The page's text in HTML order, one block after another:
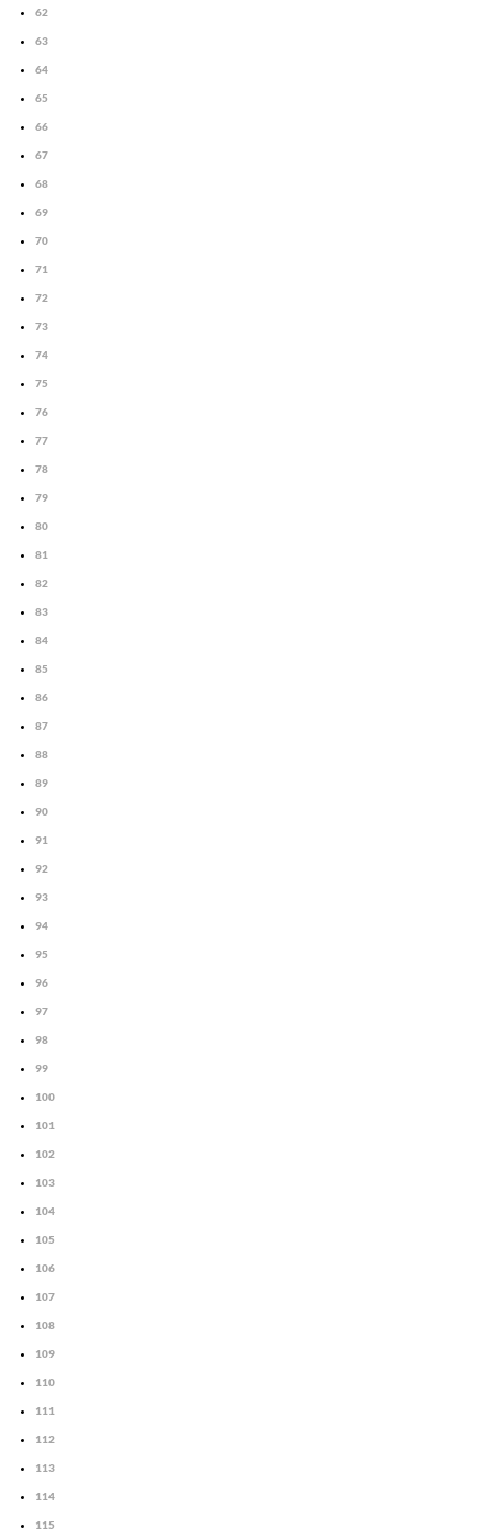
62
63
64
65
66
67
68
69
70
71
72
73
74
75
76
77
78
79
80
81
82
83
84
85
86
87
88
89
90
91
92
93
94
95
96
97
98
99
100
101
102
103
104
105
106
107
108
109
110
111
112
113
114
115